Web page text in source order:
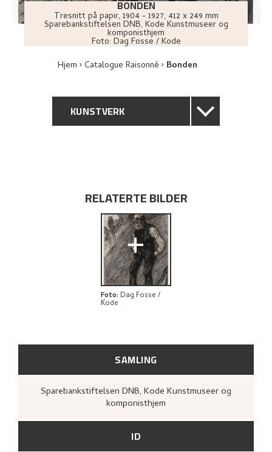
BONDEN
Tresnitt på papir, 1904 - 1927, 412 x 249 mm
Sparebankstiftelsen DNB, Kode Kunstmuseer og
komponisthjem
Foto: Dag Fosse / Kode
Hjem Catalogue Raisonné Bonden
KUNSTVERK
PROVENIENS
BIBLIOGRAFI
UTFORSK
SAMLING
Sparebankstiftelsen DNB, Kode Kunstmuseer og
komponisthjem
ID
RELATERTE BILDER
+
Foto: Dag Fosse /
Kode